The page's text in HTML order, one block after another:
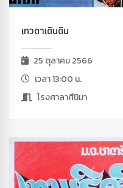
เทวดาเดินดิน
25 ตุลาคม 2566
เวลา 13:00 น.
โรงศาลาศีนิมา